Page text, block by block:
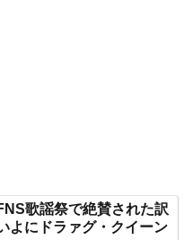
歌謡祭で絶賛された訳
よにドラァグ・クイーン